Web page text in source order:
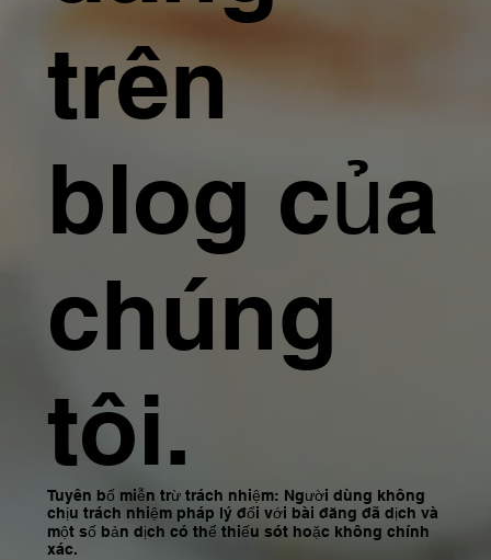
trên
blog của
chúng
tôi.
Tuyên bố miễn trừ trách nhiệm: Người dùng không
chịu trách nhiệm pháp lý đối với bài đăng đã dịch và
một số bản dịch có thể thiếu sót hoặc không chính
xác.